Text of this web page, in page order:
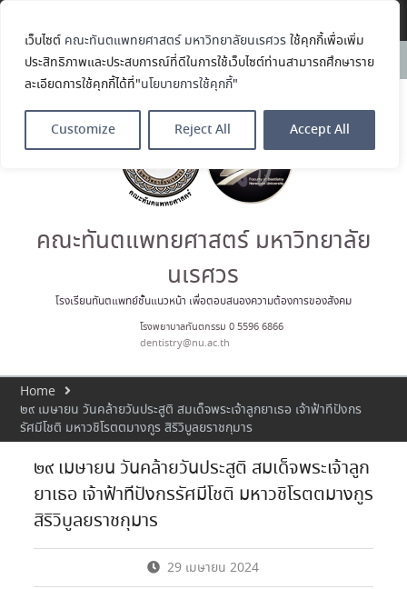
เว็บไซต์ คณะทันตแพทยศาสตร์ มหาวิทยาลัยนเรศวร ใช้คุกกี้เพื่อเพิ่ม
ประสิทธิภาพและประสบการณ์ที่ดีในการใช้เว็บไซต์ท่านสามารถศึกษาราย
ละเอียดการใช้คุกกี้ได้ที่"นโยบายการใช้คุกกี้"
Customize Reject All Accept All
News:
คณะทันตแพทยศาสตร์
มหาวิทยาลัยนเรศวร ร่วมออกบูธ
ประชาสัมพันธ์ หลักสูตรทันตแพทย
ประกาศนียบัตรผู้ช่วยทันตแพทย์
ในโครงการ Open House 2026
ตน ค้นหาตัวเอง
ประกาศคณะทันตแพทยศาสตร์
มหาวิทยาลัยนเรศวร เรื่อง ผู้ผ่าน
การสอบแข่งขันเข้าเป็นพนักงาน
ราชการ (เงินรายได้) ตำแหน่ง ผู้
ประมวลภาพบรรยากาศกิจกรรม
Dent Connect Board Game
2569 ณ คณะทันแพทยศาสตร์
คณะทันตแพทยศาสตร์ มหาวิทยาลัย
นเรศวร
โรงเรียนทันตแพทย์ชั้นแนวหน้า เพื่อตอบสนองความต้องการของสังคม
โรงพยาบาลทันตกรรม 0 5596 6866
dentistry@nu.ac.th
Home
๒๙ เมษายน วันคล้ายวันประสูติ สมเด็จพระเจ้าลูกยาเธอ เจ้าฟ้าทีปังกร
รัศมีโชติ มหาวชิโรตตมางกูร สิริวิบูลยราชกุมาร
๒๙ เมษายน วันคล้ายวันประสูติ สมเด็จพระเจ้าลูก
ยาเธอ เจ้าฟ้าทีปังกรรัศมีโชติ มหาวชิโรตตมางกูร
สิริวิบูลยราชกุมาร
29 เมษายน 2024